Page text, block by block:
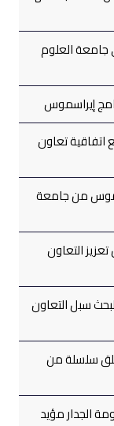
جامعة العلوم
إيراسموس
اتفاقية تعاون
من جامعة
التعاون
سبل التعاون
سلسلة من
الجدار مؤيد